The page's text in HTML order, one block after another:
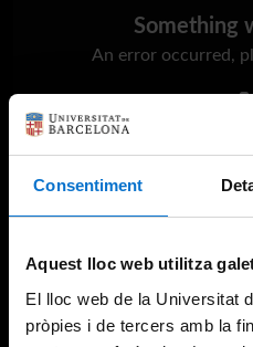
Consentiment
Aquest lloc web utilitza
El lloc web de la Universitat
pròpies i de tercers amb la
Something
An error occurred,
Try